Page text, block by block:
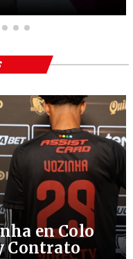
en Colo
Contrato